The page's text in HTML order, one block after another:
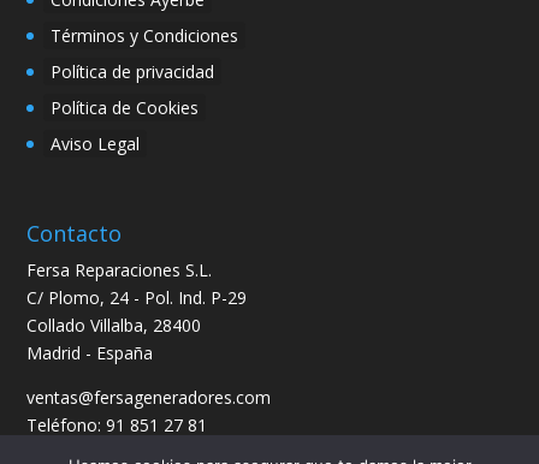
Términos y Condiciones
Política de privacidad
Política de Cookies
Aviso Legal
Contacto
Fersa Reparaciones S.L.
C/ Plomo, 24 - Pol. Ind. P-29
Collado Villalba, 28400
Madrid - España
ventas@fersageneradores.com
Teléfono: 91 851 27 81